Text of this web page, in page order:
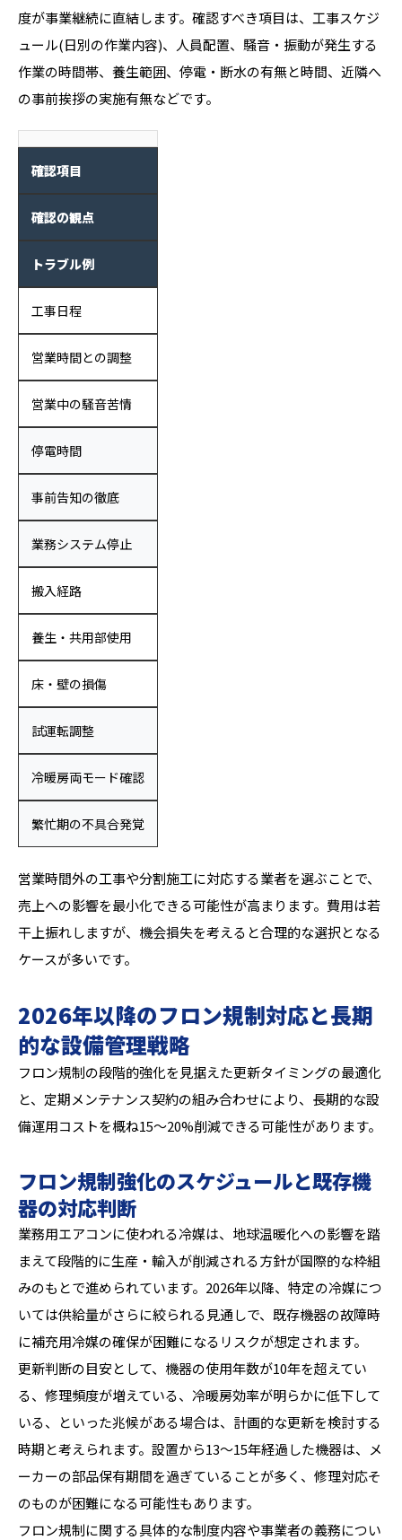
度が事業継続に直結します。確認すべき項目は、工事スケジ
ュール(日別の作業内容)、人員配置、騒音・振動が発生する
作業の時間帯、養生範囲、停電・断水の有無と時間、近隣へ
の事前挨拶の実施有無などです。
確認項目
確認の観点
トラブル例
工事日程
営業時間との調整
営業中の騒音苦情
停電時間
事前告知の徹底
業務システム停止
搬入経路
養生・共用部使用
床・壁の損傷
試運転調整
冷暖房両モード確認
繁忙期の不具合発覚
営業時間外の工事や分割施工に対応する業者を選ぶことで、
売上への影響を最小化できる可能性が高まります。費用は若
干上振れしますが、機会損失を考えると合理的な選択となる
ケースが多いです。
2026年以降のフロン規制対応と長期
的な設備管理戦略
フロン規制の段階的強化を見据えた更新タイミングの最適化
と、定期メンテナンス契約の組み合わせにより、長期的な設
備運用コストを概ね15〜20%削減できる可能性があります。
フロン規制強化のスケジュールと既存機
器の対応判断
業務用エアコンに使われる冷媒は、地球温暖化への影響を踏
まえて段階的に生産・輸入が削減される方針が国際的な枠組
みのもとで進められています。2026年以降、特定の冷媒につ
いては供給量がさらに絞られる見通しで、既存機器の故障時
に補充用冷媒の確保が困難になるリスクが想定されます。
更新判断の目安として、機器の使用年数が10年を超えてい
る、修理頻度が増えている、冷暖房効率が明らかに低下して
いる、といった兆候がある場合は、計画的な更新を検討する
時期と考えられます。設置から13〜15年経過した機器は、メ
ーカーの部品保有期間を過ぎていることが多く、修理対応そ
のものが困難になる可能性もあります。
フロン規制に関する具体的な制度内容や事業者の義務につい